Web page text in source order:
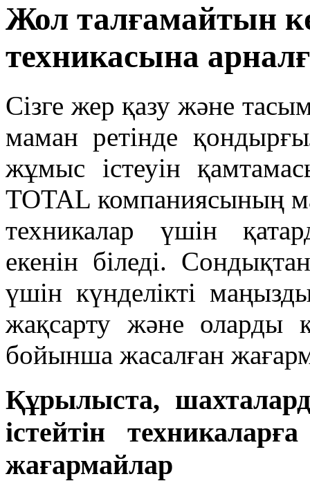
Жол талғамайтын
техникасына
Сізге жер қазу және
маман ретінде
жұмыс істеуін
TOTAL компаниясының
техникалар үшін
екенін біледі.
үшін күнделікті
жақсарту және оларды
бойынша жасалған
Құрылыста,
істейтін
жағармайлар